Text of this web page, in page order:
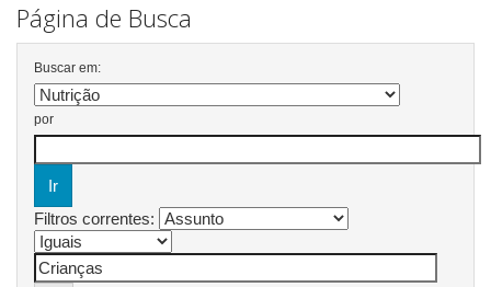
Página de Busca
Buscar em:
por
Filtros correntes: